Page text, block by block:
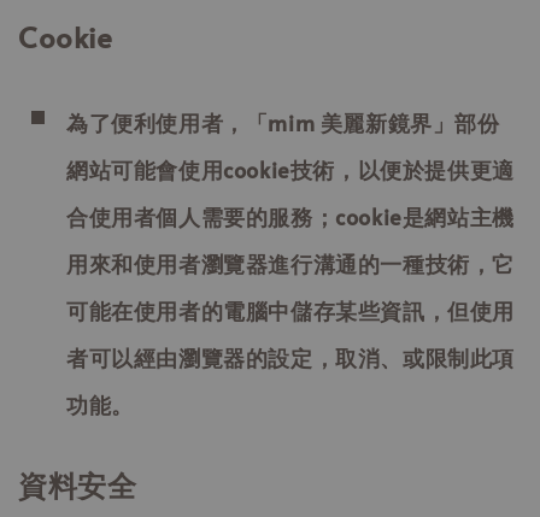
Cookie
為了便利使用者，「mim 美麗新鏡界」部份
網站可能會使用cookie技術，以便於提供更適
合使用者個人需要的服務；cookie是網站主機
用來和使用者瀏覽器進行溝通的一種技術，它
可能在使用者的電腦中儲存某些資訊，但使用
者可以經由瀏覽器的設定，取消、或限制此項
功能。
資料安全